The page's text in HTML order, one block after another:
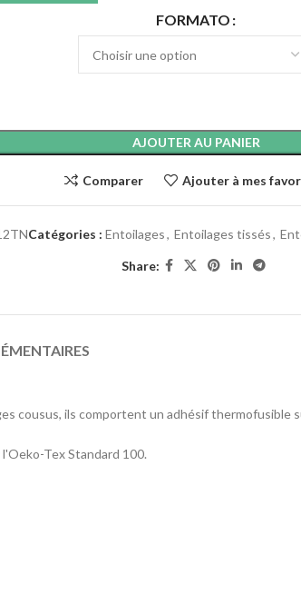
FORMATO
AJOUTER AU PANIER
Comparer Ajouter à mes
Catégories : Entoilages , Entoilages tissés ,
Share:
cousus, ils comportent un adhésif thermofusible
Tex Standard 100.